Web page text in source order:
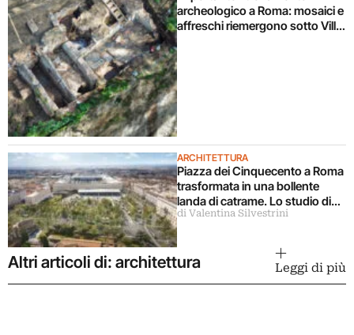
archeologico a Roma: mosaici e
affreschi riemergono sotto Villa
ARCHITETTURA
Piazza dei Cinquecento a Roma
trasformata in una bollente
landa di catrame. Lo studio di
architettura disconosce il
di Valentina Silvestrini
Altri articoli di: architettura Leggi di più